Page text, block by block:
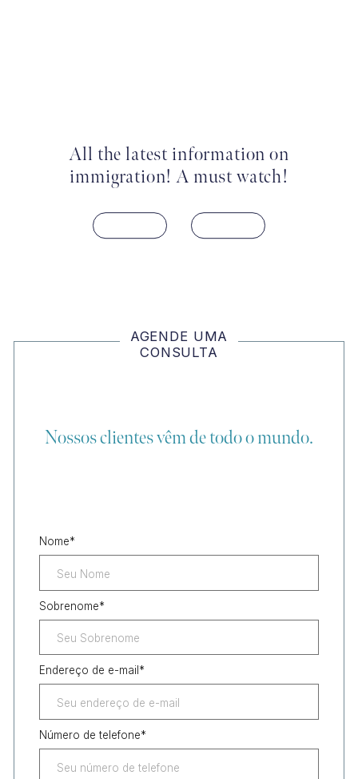
All the latest information on
immigration! A must watch!
AGENDE UMA
CONSULTA
Nossos clientes vêm de todo o mundo.
Nome*
Sobrenome*
Endereço de e-mail *
Número de telefone*